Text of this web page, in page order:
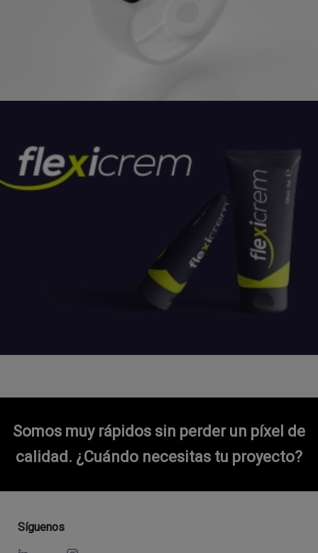
Somos muy rápidos sin perder un píxel de
calidad. ¿Cuándo necesitas tu proyecto?
Síguenos